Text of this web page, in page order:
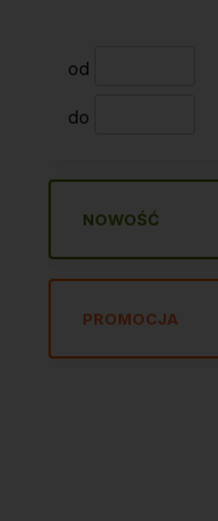
od
do
NOWOŚĆ
PROMOCJA